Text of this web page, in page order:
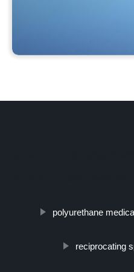
polyurethane
reciprocating